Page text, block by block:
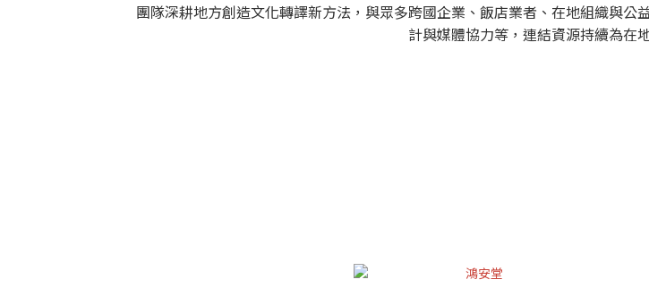
團隊深耕地方創造文化轉譯新方法，與眾多跨國企業、飯店業者、在地組織與
計與媒體協力等，連結資源持續為在